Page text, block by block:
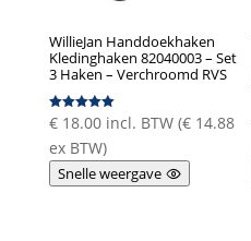
WillieJan Handdoekhaken
Kledinghaken 82040003 – Set
3 Haken – Verchroomd RVS
Gewaardeer
d
5.00
uit 5
€18.00 incl. BTW (€14.88
ex BTW)
Snelle weergave